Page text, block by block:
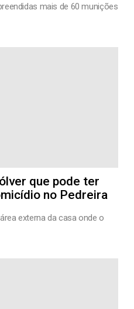
mais de 60 munições
que pode ter
no Pedreira
externa da casa onde o